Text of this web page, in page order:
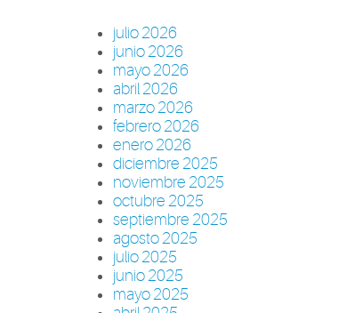
julio 2026
junio 2026
mayo 2026
abril 2026
marzo 2026
febrero 2026
enero 2026
diciembre 2025
noviembre 2025
octubre 2025
septiembre 2025
agosto 2025
julio 2025
junio 2025
mayo 2025